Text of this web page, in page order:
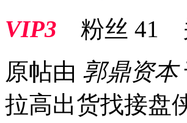
VIP3 粉丝 41
原帖由 郭鼎资本
拉高出货找接盘